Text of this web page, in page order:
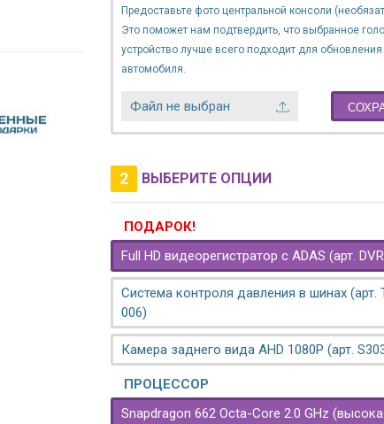
Предоставьте фото центральной консоли
Это поможет нам подтвердить, что выбранное
устройство лучше всего подходит для
автомобиля.
Файл не выбран
2 ВЫБЕРИТЕ ОПЦИИ
ПОДАРОК!
Full HD видеорегистратор с ADAS (арт.
Система контроля давления в шинах (арт.
006)
Камера заднего вида AHD 1080P (арт.
ПРОЦЕССОР
Snapdragon 662 Octa-Core 2.0 GHz